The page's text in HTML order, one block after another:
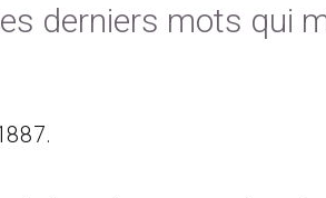
derniers mots qui